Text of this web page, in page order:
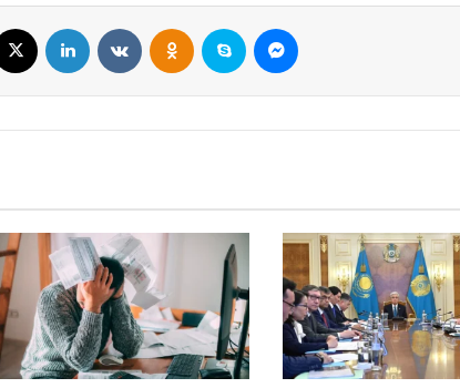
LinkedIn VKontakteOdnoklassniki
Skype